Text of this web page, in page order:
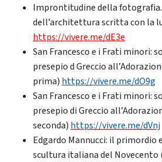
Improntitudine della
dell’architettura scritta con la
https://vivere.me/dE3e
San Francesco e i Frati minori:
presepio d Greccio
prima) https://vivere.me/dO9g
San Francesco e i Frati minori:
presepio di Greccio
seconda) https://vivere.me/dVnj
Edgardo Mannucci: il primordio
scultura italiana del